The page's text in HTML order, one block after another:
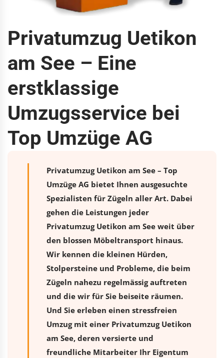
Privatumzug Uetikon
am See – Eine
erstklassige
Umzugsservice bei
Top Umzüge AG
Privatumzug Uetikon am See – Top
Umzüge AG bietet Ihnen ausgesuchte
Spezialisten für Zügeln aller Art. Dabei
gehen die Leistungen jeder
Privatumzug Uetikon am See weit über
den blossen Möbeltransport hinaus.
Wir kennen die kleinen Hürden,
Stolpersteine und Probleme, die beim
Zügeln nahezu regelmässig auftreten
und die wir für Sie beiseite räumen.
Und Sie erleben einen stressfreien
Umzugmit einer Privatumzug Uetikon
am See, deren versierte und
freundliche Mitarbeiter Ihr Eigentum